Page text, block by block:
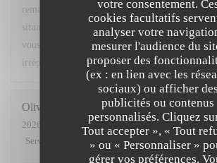
votre consentement.
cookies facultatifs
analyser votre
mesurer l'audience du
proposer des
(ex : en lien avec les
sociaux) ou afficher des
publicités ou contenus
personnalisés. Cliquez
Tout accepter », « Tout
» ou « Personnaliser »
gérer vos préférences.
remarques ont été partagées avec notre équipe
situation ne se reproduise pas. Nous espérons
vous accueillir très prochainement pour vous
irréprochable. Bien cordialement, L. Fornaro
Olivier
2026-07-28
- 20:00 - Couverts 2
Service
Ambiance 5/5 Cuisine: 5 /5